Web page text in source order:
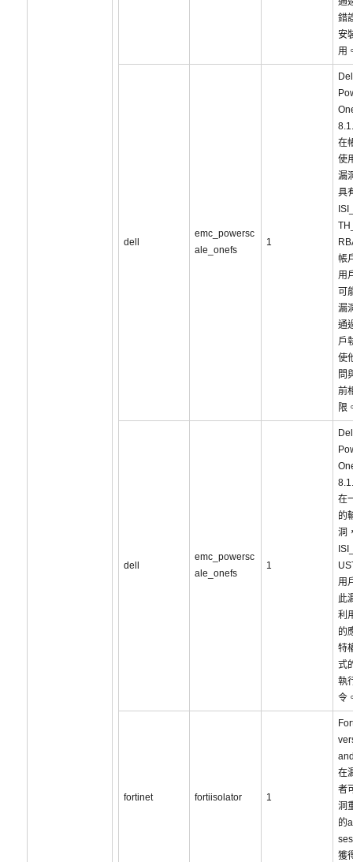
錯
安
用
dell
emc_powersc
ale_onefs
1
在
使
漏
具
帳
用
可
漏
通
戶
使
問
前
限
dell
emc_powersc
ale_onefs
1
在
的
洞
用
此
利
的
特
式
執
令
fortinet fortiisolator 1
在
者
洞
的
獲